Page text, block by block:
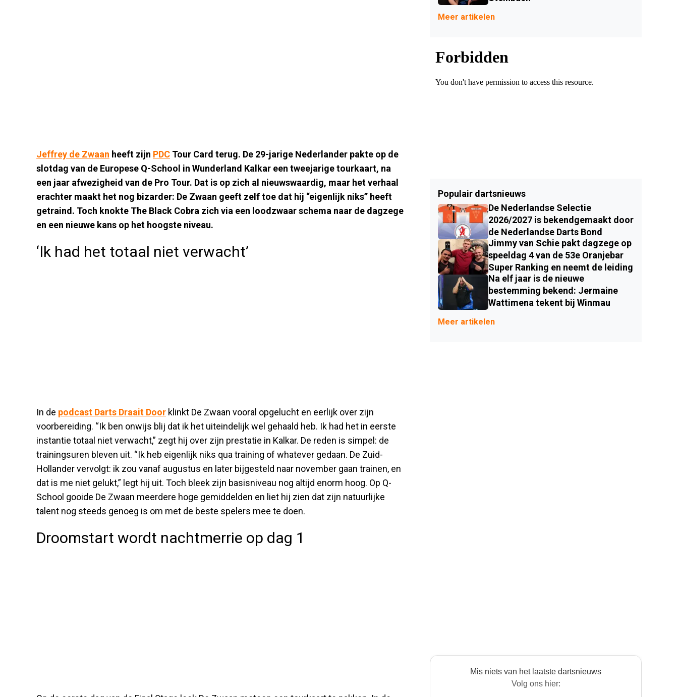
Jeffrey de Zwaan heeft zijn PDC Tour Card terug. De 29-jarige Nederlander pakte op de
slotdag van de Europese Q-School in Wunderland Kalkar een tweejarige tourkaart, na
een jaar afwezigheid van de Pro Tour. Dat is op zich al nieuwswaardig, maar het verhaal
erachter maakt het nog bizarder: De Zwaan geeft zelf toe dat hij “eigenlijk niks” heeft
getraind. Toch knokte The Black Cobra zich via een loodzwaar schema naar de dagzege
en een nieuwe kans op het hoogste niveau.
‘Ik had het totaal niet verwacht’
In de podcast Darts Draait Door klinkt De Zwaan vooral opgelucht en eerlijk over zijn
voorbereiding. “Ik ben onwijs blij dat ik het uiteindelijk wel gehaald heb. Ik had het in eerste
instantie totaal niet verwacht,” zegt hij over zijn prestatie in Kalkar. De reden is simpel: de
trainingsuren bleven uit. “Ik heb eigenlijk niks qua training of whatever gedaan. De Zuid-
Hollander vervolgt: ik zou vanaf augustus en later bijgesteld naar november gaan trainen, en
dat is me niet gelukt,” legt hij uit. Toch bleek zijn basisniveau nog altijd enorm hoog. Op Q-
School gooide De Zwaan meerdere hoge gemiddelden en liet hij zien dat zijn natuurlijke
talent nog steeds genoeg is om met de beste spelers mee te doen.
Droomstart wordt nachtmerrie op dag 1
Meer artikelen
Populair dartsnieuws
De Nederlandse Selectie
2026/2027 is bekendgemaakt door
de Nederlandse Darts Bond
Jimmy van Schie pakt dagzege op
speeldag 4 van de 53e Oranjebar
Super Ranking en neemt de leiding
Na elf jaar is de nieuwe
bestemming bekend: Jermaine
Wattimena tekent bij Winmau
Meer artikelen
Mis niets van het laatste dartsnieuws
Volg ons hier: